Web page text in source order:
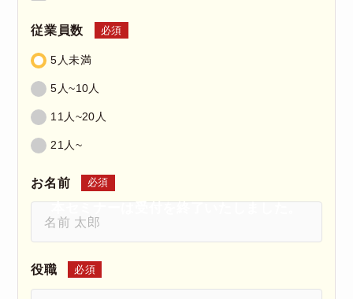
従業員数 必須
5人未満
5人~10人
11人~20人
21人~
お名前 必須
役職 必須